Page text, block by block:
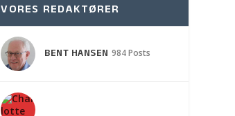
VORES REDAKTØRER
BENT HANSEN 984 Posts